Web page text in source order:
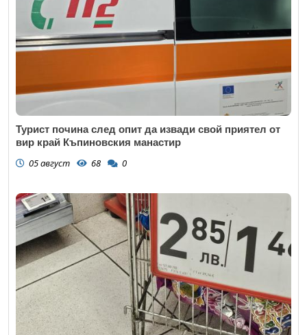
Турист почина след опит да извади свой приятел от
вир край Къпиновския манастир
05 август 68 0